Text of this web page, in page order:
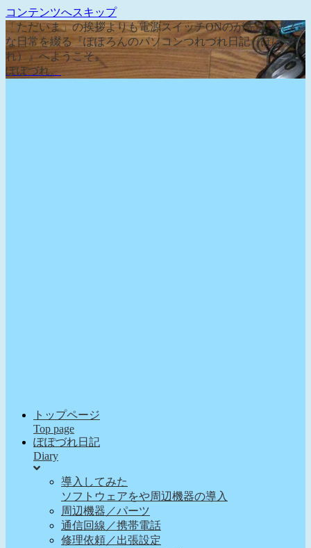
コンテンツへスキップ
「ただいま」の挨拶よりも電源スイッチONのが先な、そん
な日常を綴る『ぽぽろんのパソコンつれづれ日記（ぽぽづ
れ）』へようこそ。
ぽぽづれ。
トップページ
Top page
ぽぽづれ日記
Diary
導入してみた
ソフトウェアをや周辺機器の導入
周辺機器／パーツ
通信回線／携帯電話
修理依頼／出張設定